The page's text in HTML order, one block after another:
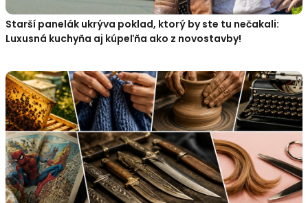
Starší panelák ukrýva poklad, ktorý by ste tu nečakali:
Luxusná kuchyňa aj kúpeľňa ako z novostavby!